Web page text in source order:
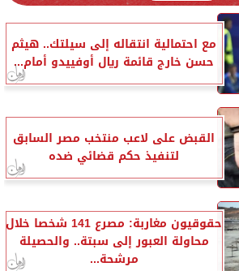
مع احتمالية انتقاله إلى سيلتك.. هيثم
حسن خارج قائمة ريال أوفييدو أمام...
القبض على لاعب منتخب مصر السابق
لتنفيذ حكم قضائي ضده
حقوقيون مغاربة: مصرع 141 شخصا خلال
محاولة العبور إلى سبتة.. والحصيلة
مرشحة...